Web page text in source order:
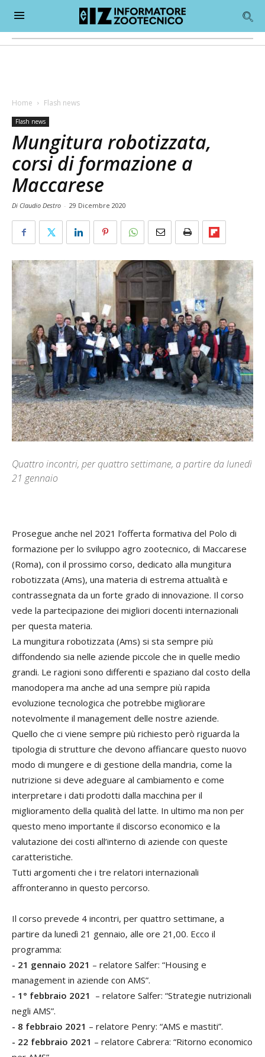
Home Flash news
Flash news
Mungitura robotizzata,
corsi di formazione a
Maccarese
Di Claudio Destro - 29 Dicembre 2020
Quattro incontri, per quattro settimane, a partire da lunedì
21 gennaio
Prosegue anche nel 2021 l’offerta formativa del Polo di
formazione per lo sviluppo agro zootecnico, di Maccarese
(Roma), con il prossimo corso, dedicato alla mungitura
robotizzata (Ams), una materia di estrema attualità e
contrassegnata da un forte grado di innovazione. Il corso
vede la partecipazione dei migliori docenti internazionali
per questa materia.
La mungitura robotizzata (Ams) si sta sempre più
diffondendo sia nelle aziende piccole che in quelle medio
grandi. Le ragioni sono differenti e spaziano dal costo della
manodopera ma anche ad una sempre più rapida
evoluzione tecnologica che potrebbe migliorare
notevolmente il management delle nostre aziende.
Quello che ci viene sempre più richiesto però riguarda la
tipologia di strutture che devono affiancare questo nuovo
modo di mungere e di gestione della mandria, come la
nutrizione si deve adeguare al cambiamento e come
interpretare i dati prodotti dalla macchina per il
miglioramento della qualità del latte. In ultimo ma non per
questo meno importante il discorso economico e la
valutazione dei costi all’interno di aziende con queste
caratteristiche.
Tutti argomenti che i tre relatori internazionali
affronteranno in questo percorso.
Il corso prevede 4 incontri, per quattro settimane, a
partire da lunedì 21 gennaio, alle ore 21,00. Ecco il
programma:
- 21 gennaio 2021 – relatore Salfer: “Housing e
management in aziende con AMS”.
- 1° febbraio 2021 – relatore Salfer: “Strategie nutrizionali
negli AMS”.
- 8 febbraio 2021 – relatore Penry: “AMS e mastiti”.
- 22 febbraio 2021 – relatore Cabrera: “Ritorno economico